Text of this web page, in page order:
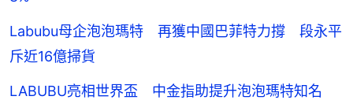
Labubu母企泡泡瑪特 再獲中國巴菲特力撐 段永平
斥近16億掃貨
LABUBU亮相世界盃 中金指助提升泡泡瑪特知名